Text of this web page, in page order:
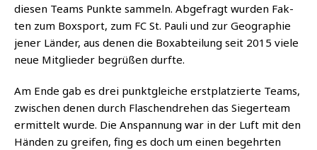
die­sen Teams Punk­te sam­meln. Abge­fragt wur­den Fak­
ten zum Box­sport, zum FC St. Pau­li und zur Geo­gra­phie
jener Län­der, aus denen die Box­ab­tei­lung seit 2015 vie­le
neue Mit­glie­der begrü­ßen durfte.
Am Ende gab es drei punkt­glei­che erst­plat­zier­te Teams,
zwi­schen denen durch Fla­schen­dre­hen das Sie­ger­team
ermit­telt wur­de. Die Anspan­nung war in der Luft mit den
Hän­den zu grei­fen, fing es doch um einen begehr­ten